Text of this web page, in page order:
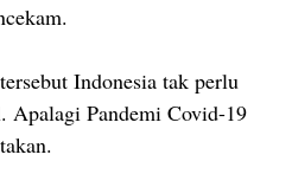
Indonesia tak perlu
Apalagi Pandemi Covid-19